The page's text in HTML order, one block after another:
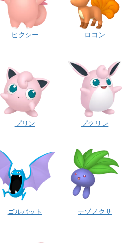
ピクシー ロコン
プリン プクリン
ゴルバット ナゾノクサ